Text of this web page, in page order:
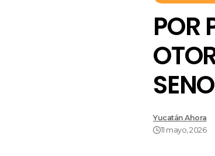
POR
SENO
Yucatán Ahora
11 mayo, 2026